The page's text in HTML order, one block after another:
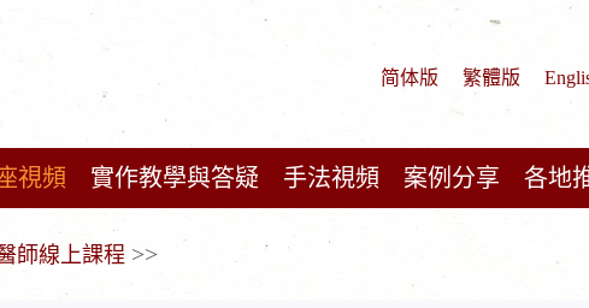
简体版 繁體版
視頻 實作教學與答疑 手法視頻 案例分享 各地
師線上課程 >>